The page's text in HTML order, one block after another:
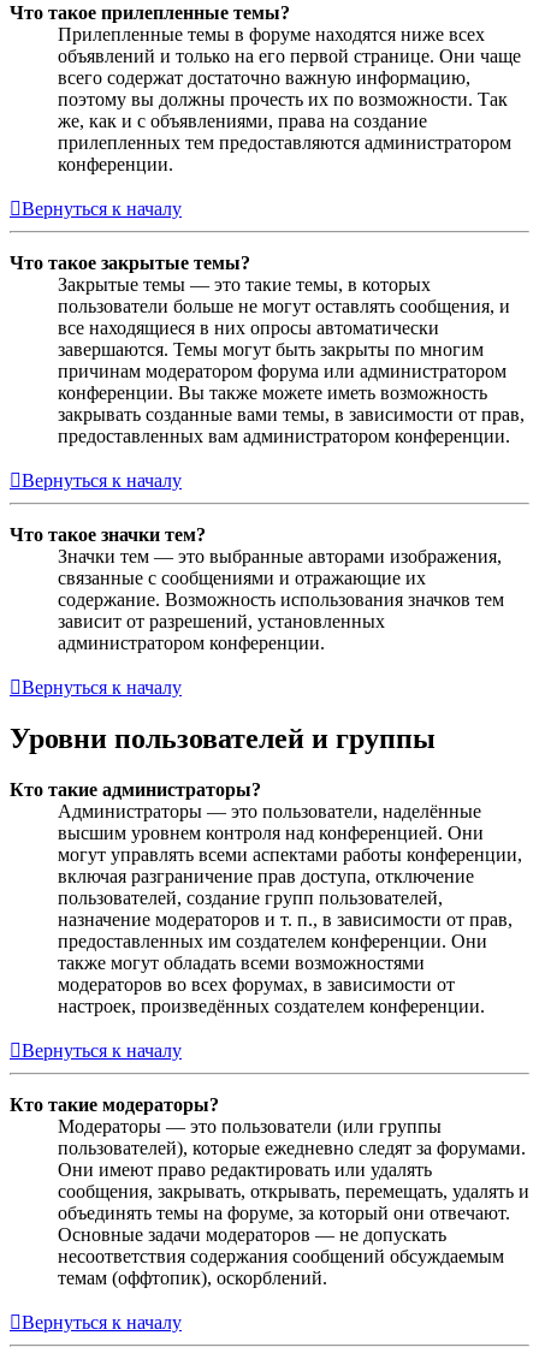
Что такое прилепленные темы?
Прилепленные темы в форуме находятся ниже всех
объявлений и только на его первой странице. Они чаще
всего содержат достаточно важную информацию,
поэтому вы должны прочесть их по возможности. Так
же, как и с объявлениями, права на создание
прилепленных тем предоставляются администратором
конференции.
Вернуться к началу
Что такое закрытые темы?
Закрытые темы — это такие темы, в которых
пользователи больше не могут оставлять сообщения, и
все находящиеся в них опросы автоматически
завершаются. Темы могут быть закрыты по многим
причинам модератором форума или администратором
конференции. Вы также можете иметь возможность
закрывать созданные вами темы, в зависимости от прав,
предоставленных вам администратором конференции.
Вернуться к началу
Что такое значки тем?
Значки тем — это выбранные авторами изображения,
связанные с сообщениями и отражающие их
содержание. Возможность использования значков тем
зависит от разрешений, установленных
администратором конференции.
Вернуться к началу
Уровни пользователей и группы
Кто такие администраторы?
Администраторы — это пользователи, наделённые
высшим уровнем контроля над конференцией. Они
могут управлять всеми аспектами работы конференции,
включая разграничение прав доступа, отключение
пользователей, создание групп пользователей,
назначение модераторов и т. п., в зависимости от прав,
предоставленных им создателем конференции. Они
также могут обладать всеми возможностями
модераторов во всех форумах, в зависимости от
настроек, произведённых создателем конференции.
Вернуться к началу
Кто такие модераторы?
Модераторы — это пользователи (или группы
пользователей), которые ежедневно следят за форумами.
Они имеют право редактировать или удалять
сообщения, закрывать, открывать, перемещать, удалять и
объединять темы на форуме, за который они отвечают.
Основные задачи модераторов — не допускать
несоответствия содержания сообщений обсуждаемым
темам (оффтопик), оскорблений.
Вернуться к началу